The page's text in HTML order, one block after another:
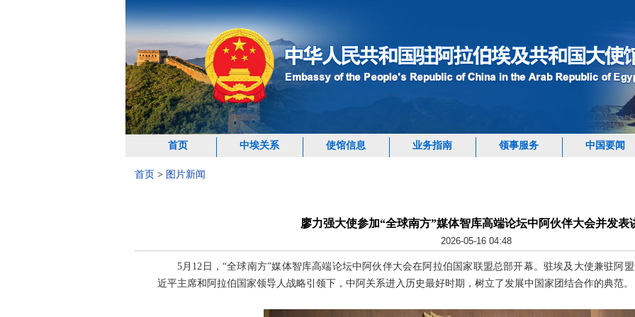
首页 中埃关系 使馆信息 业务指南 领事服务 中国要闻
首页 > 图片新闻
廖力强大使参加“全球南方”媒体智库高端论坛中阿伙伴大会并发表
2026-05-16 04:48
5月12日，“全球南方”媒体智库高端论坛中阿伙伴大会在阿拉伯国家联盟总部开幕。驻埃及大使兼驻阿
近平主席和阿拉伯国家领导人战略引领下，中阿关系进入历史最好时期，树立了发展中国家团结合作的典范。